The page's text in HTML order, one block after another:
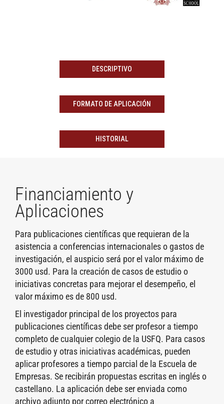
DESCRIPTIVO
FORMATO DE APLICACIÓN
HISTORIAL
Financiamiento y
Aplicaciones
Para publicaciones científicas que requieran de la
asistencia a conferencias internacionales o gastos de
investigación, el auspicio será por el valor máximo de
3000 usd. Para la creación de casos de estudio o
iniciativas concretas para mejorar el desempeño, el
valor máximo es de 800 usd.
El investigador principal de los proyectos para
publicaciones científicas debe ser profesor a tiempo
completo de cualquier colegio de la USFQ. Para casos
de estudio y otras iniciativas académicas, pueden
aplicar profesores a tiempo parcial de la Escuela de
Empresas. Se recibirán propuestas escritas en inglés o
castellano. La aplicación debe ser enviada como
archivo adjunto por correo electrónico a